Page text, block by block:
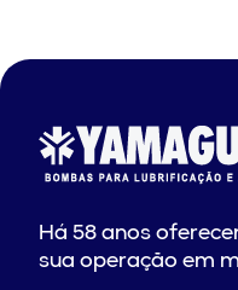
Há 58 anos
sua operação em